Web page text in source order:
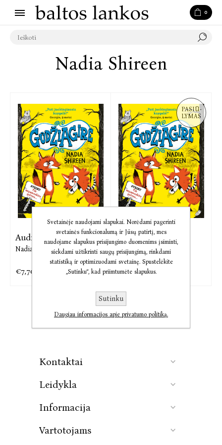
0
Nadia Shireen
Audio Gūdžiagirė
Nadia Shireen
€7,70
PASIŪ-
LYMAS
Gūdžiagirė
Nadia Shireen
€8,19 €10,50
Kontaktai
Leidykla
Informacija
Vartotojams
Svetainėje naudojami slapukai. Norėdami pagerinti
svetainės funkcionalumą ir Jūsų patirtį, mes
naudojame slapukus prisijungimo duomenims įsiminti,
siekdami užtikrinti saugų prisijungimą, rinkdami
statistiką ir optimizuodami svetainę. Spustelėkite
„Sutinku“, kad priimtumėte slapukus.
Sutinku
Daugiau informacijos apie privatumo politiką.